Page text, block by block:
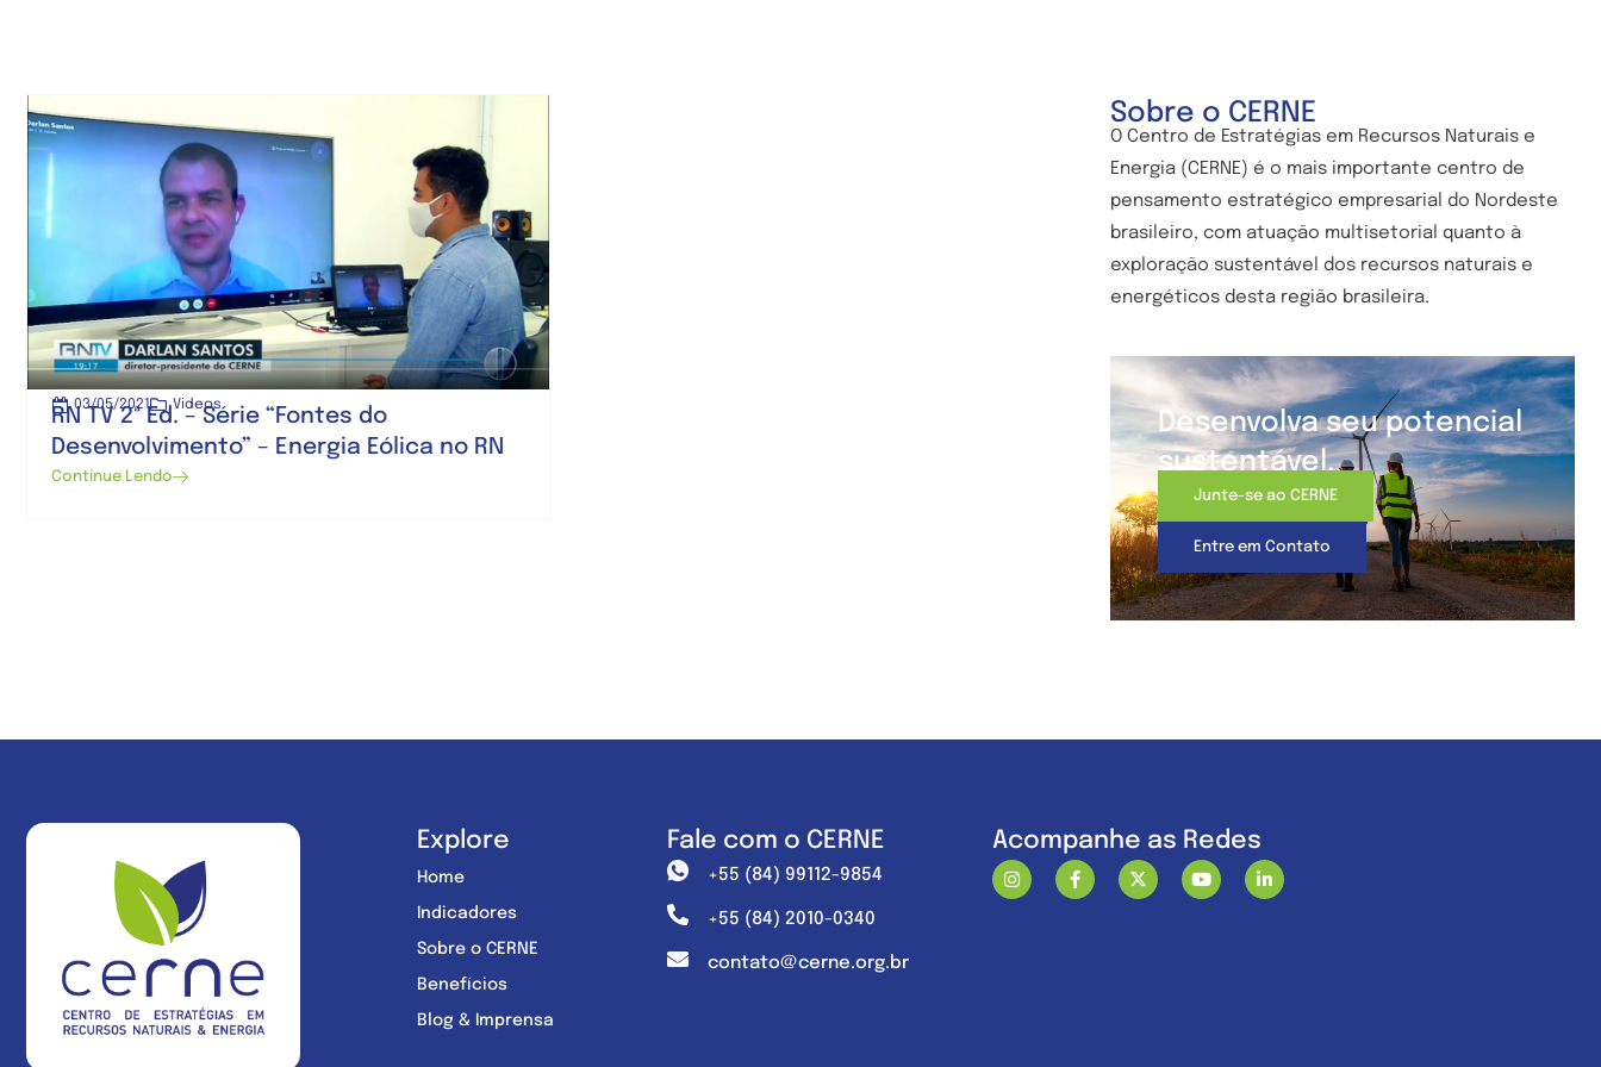
03/05/2021 Videos
RN TV 2ª Ed. – Série “Fontes do
Desenvolvimento” – Energia Eólica no RN
Continue Lendo
Sobre o CERNE
O Centro de Estratégias em Recursos Naturais e
Energia (CERNE) é o mais importante centro de
pensamento estratégico empresarial do Nordeste
brasileiro, com atuação multisetorial quanto à
exploração sustentável dos recursos naturais e
energéticos desta região brasileira.
Desenvolva seu potencial
sustentável.
Junte-se ao CERNE
Entre em Contato
Explore
Home
Indicadores
Sobre o CERNE
Benefícios
Blog & Imprensa
Fale com o CERNE
+55 (84) 99112-9854
+55 (84) 2010-0340
contato@cerne.org.br
Acompanhe as Redes